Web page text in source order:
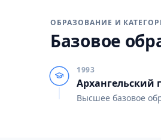
ОБРАЗОВАНИЕ И
Базовое
1993
Архангельский
Высшее базовое